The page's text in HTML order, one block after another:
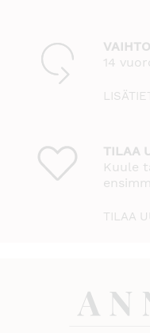
14
TILAA
Kuule
TILAA